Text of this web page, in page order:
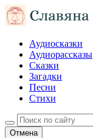
Аудиосказки
Аудиорассказы
Сказки
Загадки
Песни
Стихи
Отмена